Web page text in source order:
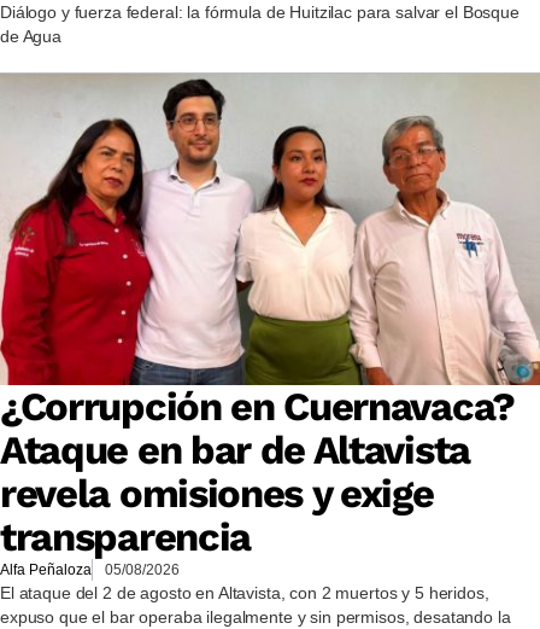
Diálogo y fuerza federal: la fórmula de Huitzilac para salvar el Bosque
de Agua
¿Corrupción en Cuernavaca?
Ataque en bar de Altavista
revela omisiones y exige
transparencia
Alfa Peñaloza 05/08/2026
El ataque del 2 de agosto en Altavista, con 2 muertos y 5 heridos,
expuso que el bar operaba ilegalmente y sin permisos, desatando la